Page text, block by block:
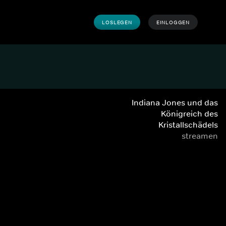
LOSLEGEN EINLOGGEN
Indiana Jones und das
Königreich des
Kristallschädels
streamen